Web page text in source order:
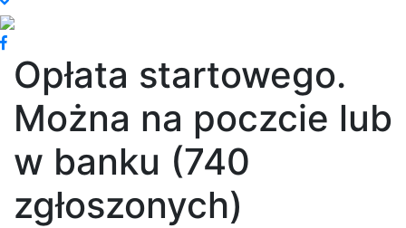
Opłata startowego.
Można na poczcie lub
w banku (740
zgłoszonych)